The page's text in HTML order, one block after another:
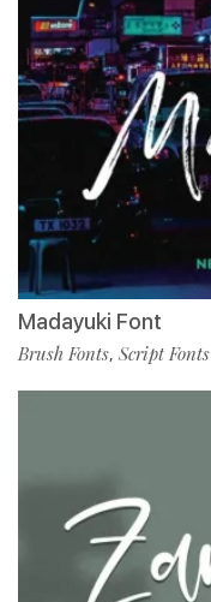
Madayuki Font
Brush Fonts, Script Fonts